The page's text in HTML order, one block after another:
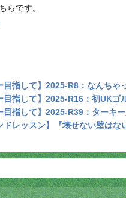
らです。
指して】2025-R8：なんちゃ
目指して】2025-R16：初UK
指して】2025-R39：ターキ
レッスン】『壊せない壁はな